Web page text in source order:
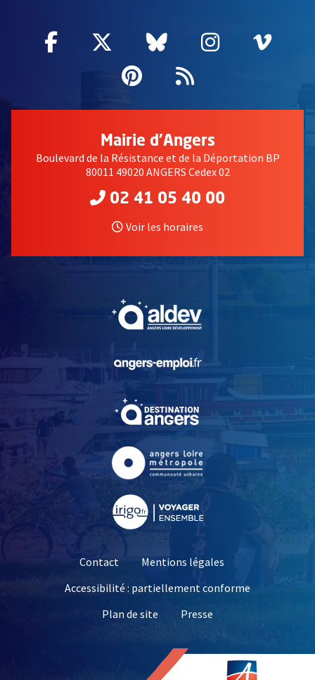
Facebook
, Ouvre une nouvelle fenêtre
Twitter
, Ouvre une nouvelle
Bluesky
, Ouvre une
Instagram
, Ouvre
,
Pinterest
, Ouvre une
Flux RSS
Mairie d'Angers
Boulevard de la Résistance et de la Déportation BP
80011 49020 ANGERS Cedex 02
02 41 05 40 00
Voir les horaires
, Ouvre une nouvelle
, Ouvre une nouvelle
Contact
Mentions légales
Accessibilité : partiellement conforme
Plan de site
Presse